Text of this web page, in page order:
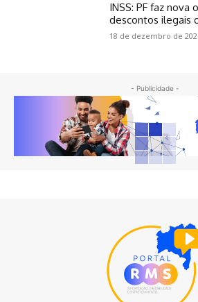
INSS: PF faz nova
descontos ilegais
18 de dezembro de
- Publicidade -